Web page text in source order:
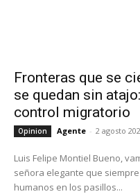
Fronteras que se
se quedan sin
control migratorio
Opinion Agente - 2 agosto
Luis Felipe Montiel Bueno, vamos a ver. Resulta que Europa, esa
señora elegante que
humanos en los pasillos...